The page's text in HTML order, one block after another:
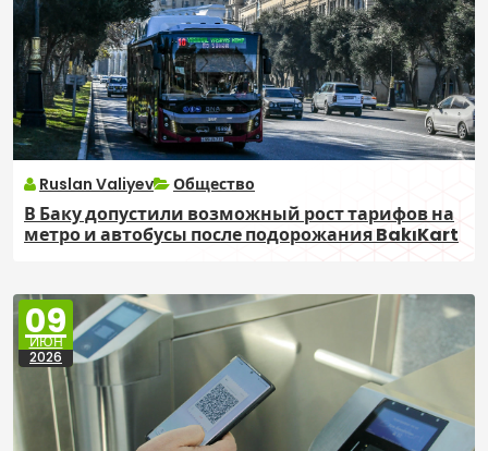
Ruslan Valiyev Общество
В Баку допустили возможный рост тарифов на
метро и автобусы после подорожания BakıKart
09
ИЮН
2026